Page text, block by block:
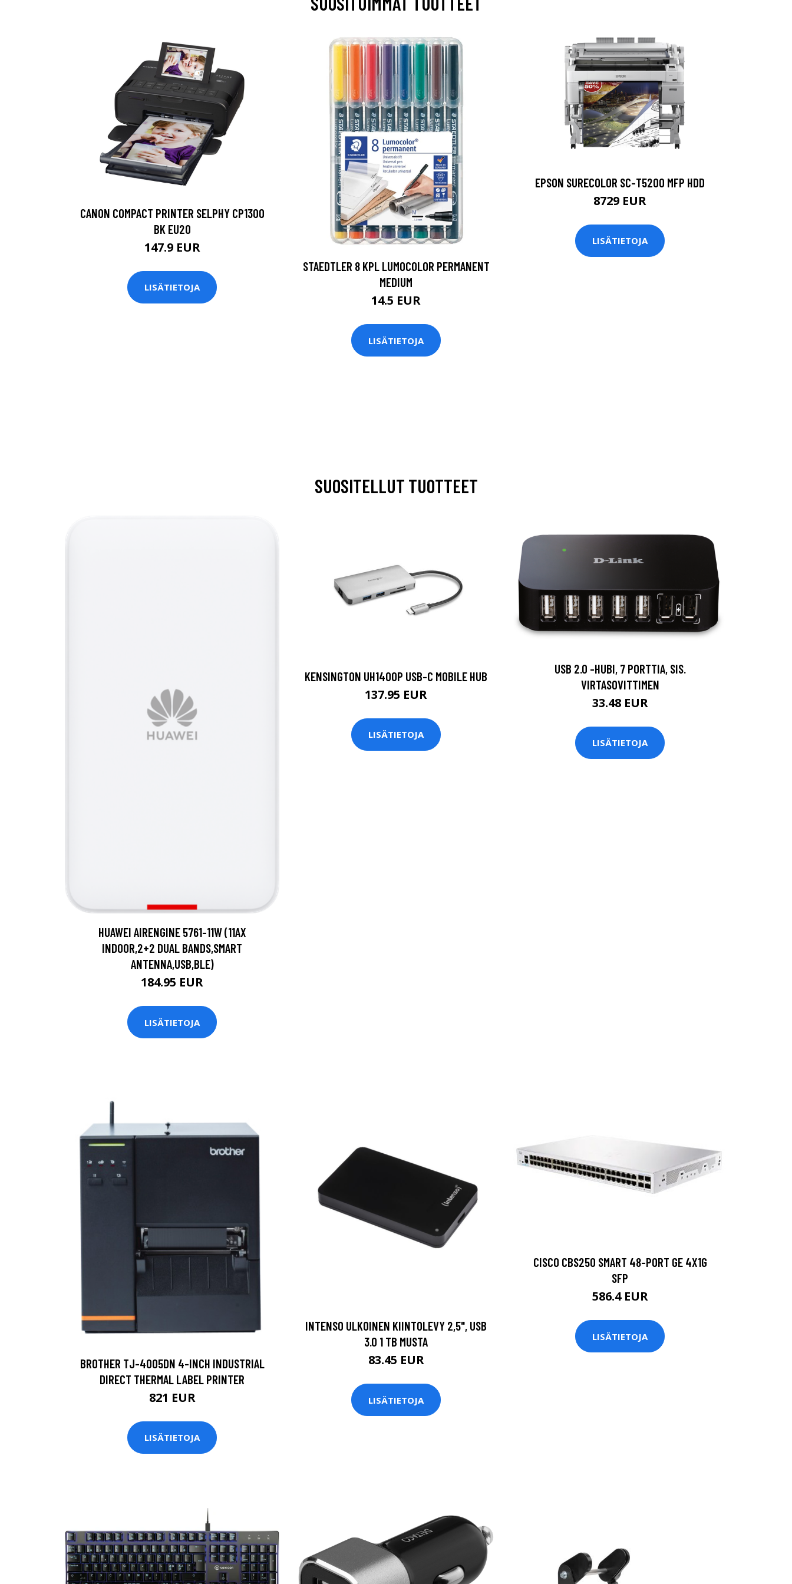
CANON COMPACT PRINTER SELPHY CP1300
BK EU20
147.9 EUR
LISÄTIETOJA
STAEDTLER 8 KPL LUMOCOLOR PERMANENT
MEDIUM
14.5 EUR
LISÄTIETOJA
EPSON SURECOLOR SC-T5200 MFP HDD
8729 EUR
LISÄTIETOJA
SUOSITELLUT TUOTTEET
HUAWEI AIRENGINE 5761-11W (11AX
INDOOR,2+2 DUAL BANDS,SMART
ANTENNA,USB,BLE)
184.95 EUR
LISÄTIETOJA
KENSINGTON UH1400P USB-C MOBILE HUB
137.95 EUR
LISÄTIETOJA
USB 2.0 -HUBI, 7 PORTTIA, SIS.
VIRTASOVITTIMEN
33.48 EUR
LISÄTIETOJA
BROTHER TJ-4005DN 4-INCH INDUSTRIAL
DIRECT THERMAL LABEL PRINTER
821 EUR
LISÄTIETOJA
INTENSO ULKOINEN KIINTOLEVY 2,5", USB
3.0 1 TB MUSTA
83.45 EUR
LISÄTIETOJA
CISCO CBS250 SMART 48-PORT GE 4X1G
SFP
586.4 EUR
LISÄTIETOJA